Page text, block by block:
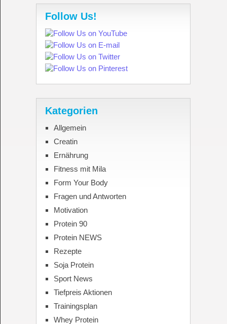
Follow Us!
Kategorien
Allgemein
Creatin
Ernährung
Fitness mit Mila
Form Your Body
Fragen und Antworten
Motivation
Protein 90
Protein NEWS
Rezepte
Soja Protein
Sport News
Tiefpreis Aktionen
Trainingsplan
Whey Protein